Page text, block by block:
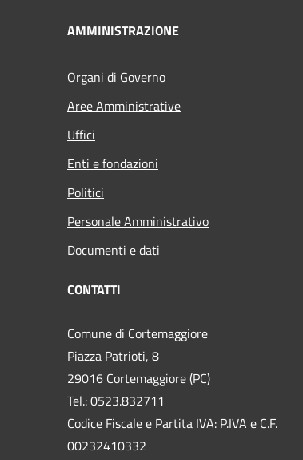
AMMINISTRAZIONE
Organi di Governo
Aree Amministrative
Uffici
Enti e fondazioni
Politici
Personale Amministrativo
Documenti e dati
CONTATTI
Comune di Cortemaggiore
Piazza Patrioti, 8
29016 Cortemaggiore (PC)
Tel.: 0523.832711
Codice Fiscale e Partita IVA: P.IVA e C.F.
00232410332